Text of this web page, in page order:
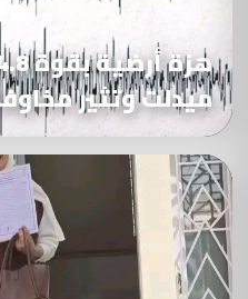
ميدلت وتثير